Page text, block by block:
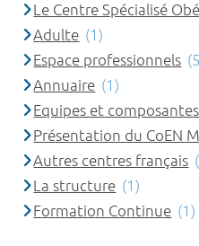
Le Centre Spécialisé
Adulte (1)
Espace professionnels
Annuaire (1)
Equipes et
Présentation du CoEN
Autres centres français
La structure (1)
Formation Continue (1)